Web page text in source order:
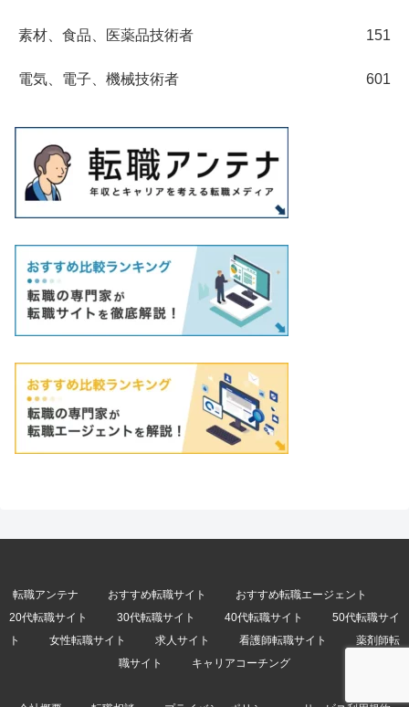
素材、食品、医薬品技術者 151
電気、電子、機械技術者 601
転職アンテナ おすすめ転職サイト
おすすめ転職エージェント
20代転職サイト
30代転職サイト 40代転職サイト
50代転職サイ
ト
女性転職サイト 求人サイト 看護師転職サイト
薬剤師転
職サイト
キャリアコーチング